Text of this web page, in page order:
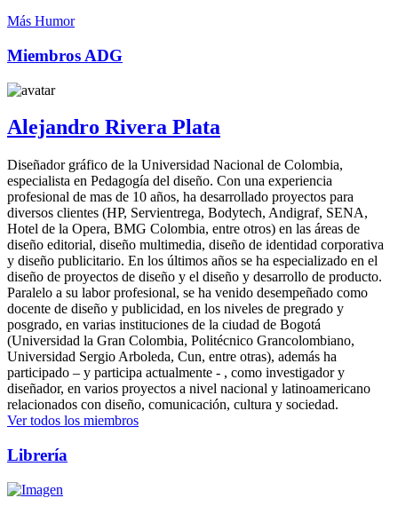
Más Humor
Miembros ADG
Alejandro Rivera Plata
Diseñador gráfico de la Universidad Nacional de Colombia,
especialista en Pedagogía del diseño. Con una experiencia
profesional de mas de 10 años, ha desarrollado proyectos para
diversos clientes (HP, Servientrega, Bodytech, Andigraf, SENA,
Hotel de la Opera, BMG Colombia, entre otros) en las áreas de
diseño editorial, diseño multimedia, diseño de identidad corporativa
y diseño publicitario. En los últimos años se ha especializado en el
diseño de proyectos de diseño y el diseño y desarrollo de producto.
Paralelo a su labor profesional, se ha venido desempeñado como
docente de diseño y publicidad, en los niveles de pregrado y
posgrado, en varias instituciones de la ciudad de Bogotá
(Universidad la Gran Colombia, Politécnico Grancolombiano,
Universidad Sergio Arboleda, Cun, entre otras), además ha
participado – y participa actualmente - , como investigador y
diseñador, en varios proyectos a nivel nacional y latinoamericano
relacionados con diseño, comunicación, cultura y sociedad.
Ver todos los miembros
Librería